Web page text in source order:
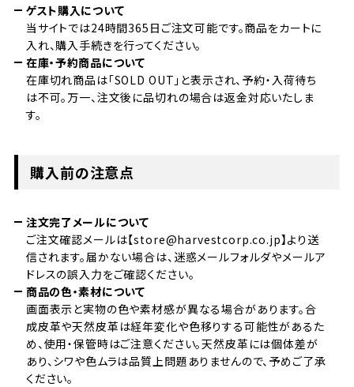
ゲスト購入について
当サイトでは24時間365日ご注文可能です。商品をカートに
入れ、購入手続きを行ってください。
在庫・予約商品について
在庫切れ商品は「SOLD OUT」と表示され、予約・入荷待ち
は不可。万一、注文後に品切れの場合は返金対応いたしま
す。
購入前の注意点
注文完了メールについて
ご注文確認メールは【store@harvestcorp.co.jp】より送
信されます。届かない場合は、迷惑メールフォルダやメールア
ドレスの誤入力をご確認ください。
商品の色・素材について
画面表示と実物の色や素材感が異なる場合があります。合
成皮革や天然皮革は経年変化や色移りする可能性があるた
め、使用・保管時はご注意ください。天然皮革には個体差が
あり、シワや色ムラは品質上問題ありませんので、予めご了承
ください。